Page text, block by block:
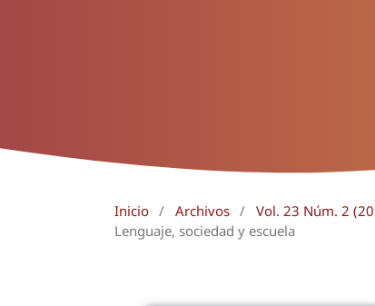
Inicio / Archivos / Vol. 23 Núm. 2
Lenguaje, sociedad y escuela